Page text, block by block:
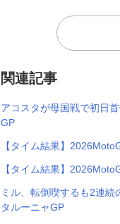
関連記事
アコスタが母国戦で初日
GP
【タイム結果】
【タイム結果】
ミル、転倒喫するも2連
タルーニャGP